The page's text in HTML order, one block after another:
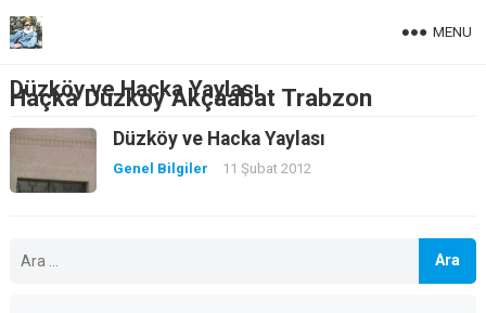
Haçka Düzköy Akçaabat Trabzon
MENU
Düzköy ve Hacka Yaylası
Düzköy ve Hacka Yaylası
Genel Bilgiler 11 Şubat 2012